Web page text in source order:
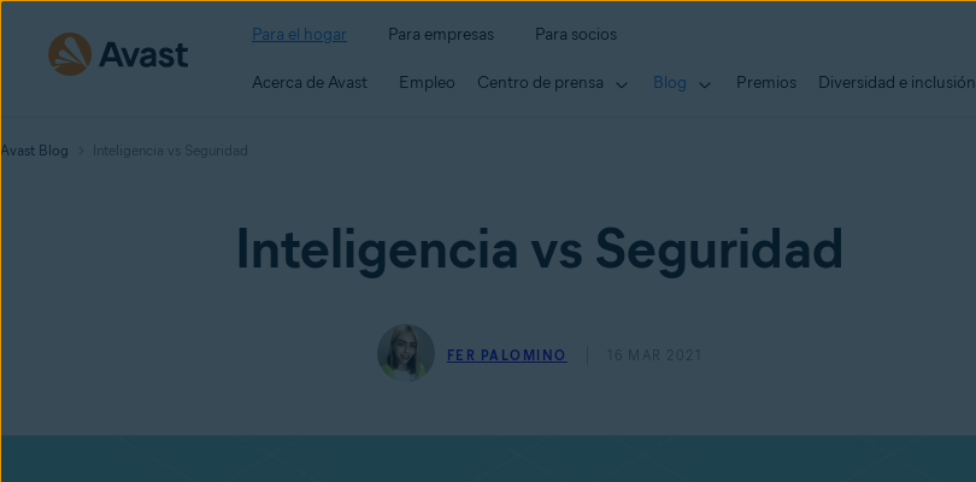
Para el hogar Para empresas Para socios
Acerca de Avast Empleo Centro de prensa Blog Premios Diversidad e inclusión
Avast Blog Inteligencia vs Seguridad
Inteligencia vs Seguridad
FER PALOMINO 16 MAR 2021